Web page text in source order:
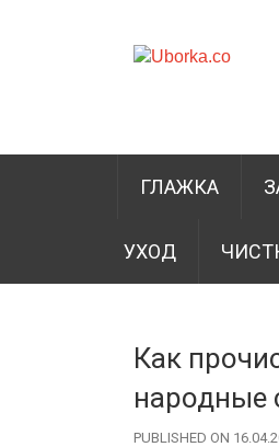
ГЛАЖКА
УХОД
Как
народные
PUBLISHED ON